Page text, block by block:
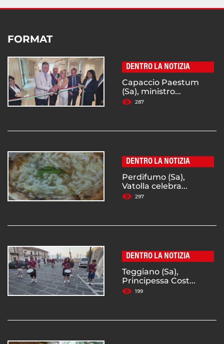
FORMAT
DENTRO LA NOTIZIA
Capaccio Paestum
(Sa), ministro...
287
DENTRO LA NOTIZIA
Perdifumo (Sa),
Vatolla celebra...
297
DENTRO LA NOTIZIA
Teggiano (Sa),
Principessa Cost...
199